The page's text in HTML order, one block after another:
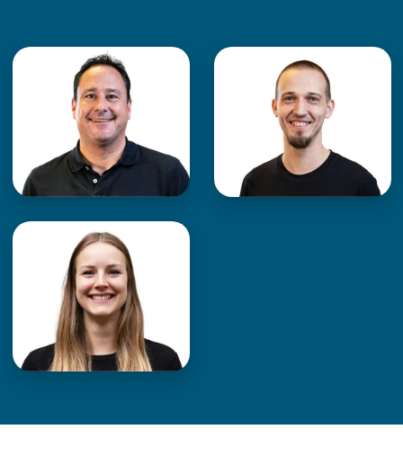
Christian Gunka
WDL Academy
· Teamleitung
E-Mail an Christian
Christian unterstützen
Eckart Graumann
WDL Academy
· Studienleiter
E-Mail an Eckart
Eckart unterstützen
Johanna Stumpp
WDL Academy
· Assistenz und
Studentenbegleitung
E-Mail an Johanna
Johanna unterstützen